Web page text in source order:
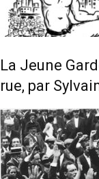
La Jeune
rue, par